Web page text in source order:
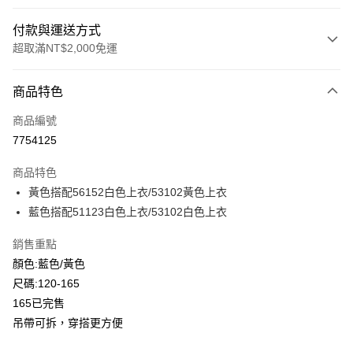
付款與運送方式
超取滿NT$2,000免運
信用卡一次付款
超商取貨付款
Apple Pay
Google Pay
ATM付款
運送方式
全家付款取貨
每筆NT$80，滿NT$2,000(含以上)免運費
商品特色
商品編號
7754125
商品特色
黃色搭配56152白色上衣/53102黃色上衣
藍色搭配51123白色上衣/53102白色上衣
銷售重點
顏色:藍色/黃色
尺碼:120-165
165已完售
吊帶可拆，穿搭更方便